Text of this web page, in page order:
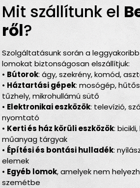
Mit szállítunk el
ről?
Szolgáltatásunk során a
lomokat biztonságosan elszállítjuk:
• Bútorok: ágy, szekrény, komód,
• Háztartási gépek: mosógép,
tűzhely, mikrohullámú sütő
• Elektronikai eszközök: televízió,
nyomtató
• Kerti és ház körüli eszközök:
műanyag tárgyak
• Építési és bontási hulladék:
elemek
• Egyéb lomok, amelyek nem
szemétbe